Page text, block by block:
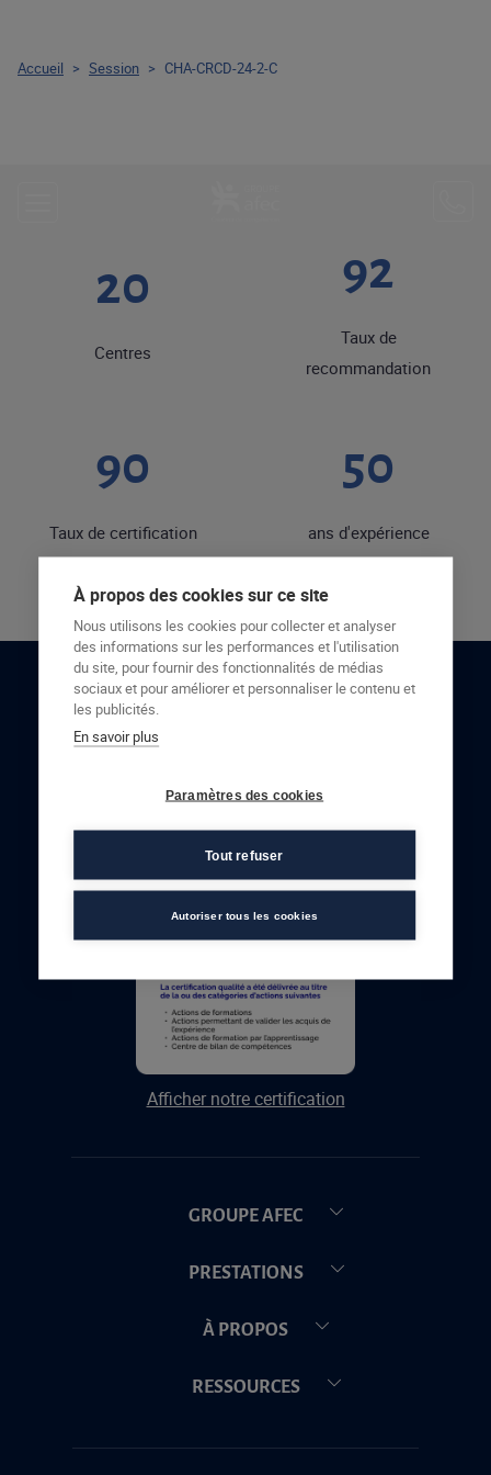
20
Centres
92
Taux de
recommandation
90
Taux de certification
50
ans d'expérience
RESTONS EN CONTACT
Afficher notre certification
GROUPE AFEC
PRESTATIONS
À PROPOS
RESSOURCES
Accueil > Session > CHA-CRCD-24-2-C
À propos des cookies sur ce site
Nous utilisons les cookies pour collecter et analyser
des informations sur les performances et l'utilisation
du site, pour fournir des fonctionnalités de médias
sociaux et pour améliorer et personnaliser le contenu et
les publicités.
En savoir plus
Paramètres des cookies
Tout refuser
Autoriser tous les cookies